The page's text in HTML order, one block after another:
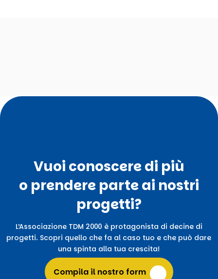
Vuoi conoscere di più
o prendere parte ai nostri
progetti?
L’Associazione TDM 2000 è protagonista di decine di
progetti. Scopri quello che fa al caso tuo e che può dare
una spinta alla tua crescita!
Compila il nostro form